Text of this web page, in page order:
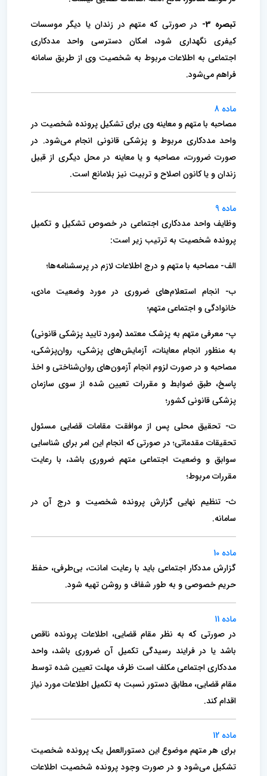
تبصره 3-
در صورتی که متهم در زندان یا دیگر موسسات
کیفری نگهداری شود، امکان دسترسی واحد مددکاری
اجتماعی به اطلاعات مربوط به شخصیت وی از طریق سامانه
فراهم می‌شود.
ماده 8
مصاحبه با متهم و معاینه وی برای تشکیل پرونده شخصیت در
واحد مددکاری مربوط و پزشکی قانونی انجام می‌شود. در
صورت ضرورت، مصاحبه و یا معاینه در محل دیگری از قبیل
زندان و یا کانون اصلاح و تربیت نیز بلامانع است.
ماده 9
وظایف واحد مددکاری اجتماعی در خصوص تشکیل و تکمیل
پرونده شخصیت به ترتیب زیر است:
الف- مصاحبه با متهم و درج اطلاعات لازم در پرسشنامه‌ها؛
ب- انجام استعلام‌های ضروری در مورد وضعیت مادی،
خانوادگی و اجتماعی متهم؛
پ- معرفی متهم به پزشک معتمد (مورد تایید پزشکی قانونی)
به منظور انجام معاینات، آزمایش‌های پزشکی، روان‌پزشکی،
مصاحبه و در صورت لزوم انجام آزمون‌های روان‌شناختی و اخذ
پاسخ، طبق ضوابط و مقررات تعیین شده از سوی سازمان
پزشکی قانونی کشور؛
ت- تحقیق محلی پس از موافقت مقامات قضایی مسئول
تحقیقات مقدماتی؛ در صورتی که انجام این امر برای شناسایی
سوابق و وضعیت اجتماعی متهم ضروری باشد، با رعایت
مقررات مربوط؛
ث- تنظیم نهایی گزارش پرونده شخصیت و درج آن در
سامانه.
ماده 10
گزارش مددکار اجتماعی باید با رعایت امانت، بی‌طرفی، حفظ
حریم خصوصی و به طور شفاف و روشن تهیه شود.
ماده 11
در صورتی که به نظر مقام قضایی، اطلاعات پرونده ناقص
باشد یا در فرایند رسیدگی تکمیل آن ضروری باشد، واحد
مددکاری اجتماعی مکلف است ظرف مهلت تعیین شده توسط
مقام قضایی، مطابق دستور نسبت به تکمیل اطلاعات مورد نیاز
اقدام کند.
ماده 12
برای هر متهم موضوع این دستورالعمل یک پرونده شخصیت
تشکیل می‌شود و در صورت وجود پرونده شخصیت اطلاعات